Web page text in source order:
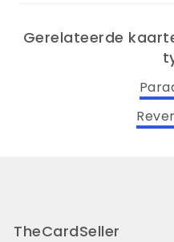
Gerelateerde
TheCardSeller